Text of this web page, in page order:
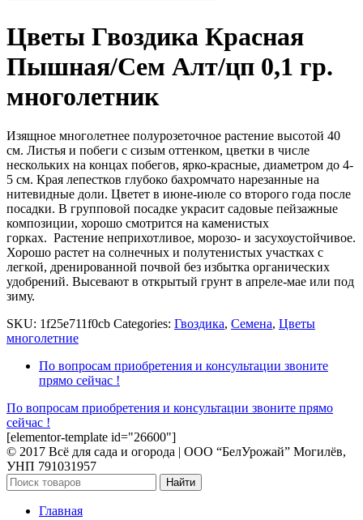
Цветы Гвоздика Красная
Пышная/Сем Алт/цп 0,1 гр.
многолетник
Изящное многолетнее полурозеточное растение высотой 40
см. Листья и побеги с сизым оттенком, цветки в числе
нескольких на концах побегов, ярко-красные, диаметром до 4-
5 см. Края лепестков глубоко бахромчато нарезанные на
нитевидные доли. Цветет в июне-июле со второго года после
посадки. В групповой посадке украсит садовые пейзажные
композиции, хорошо смотрится на каменистых
горках. Растение неприхотливое, морозо- и засухоустойчивое.
Хорошо растет на солнечных и полутенистых участках с
легкой, дренированной почвой без избытка органических
удобрений. Высевают в открытый грунт в апреле-мае или под
зиму.
SKU: 1f25e711f0cb Categories: Гвоздика, Семена, Цветы
многолетние
По вопросам приобретения и консультации звоните
прямо сейчас !
По вопросам приобретения и консультации звоните прямо
сейчас !
[elementor-template id="26600"]
© 2017 Всё для сада и огорода | OOO “БелУрожай” Могилёв,
УНП 791031957
Найти
Главная